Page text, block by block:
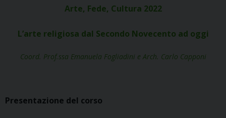
Arte, Fede, Cultura 2022
L’arte religiosa dal Secondo Novecento ad oggi
Coord. Prof.ssa Emanuela Fogliadini e Arch. Carlo Capponi
Presentazione del corso